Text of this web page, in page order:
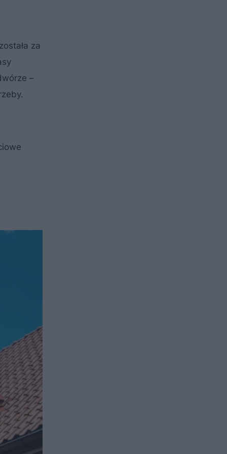
za
–